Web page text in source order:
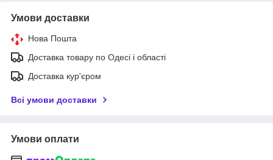
Умови доставки
Нова Пошта
Доставка товару по Одесі і області
Доставка кур'єром
Всі умови доставки
Умови оплати